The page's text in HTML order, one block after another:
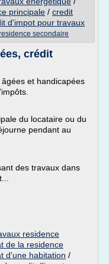
principale / credit
d'impot pour travaux
secondaire
crédit
et handicapées
du locataire ou du
pendant au
des travaux dans
residence
de la residence
d'une habitation /